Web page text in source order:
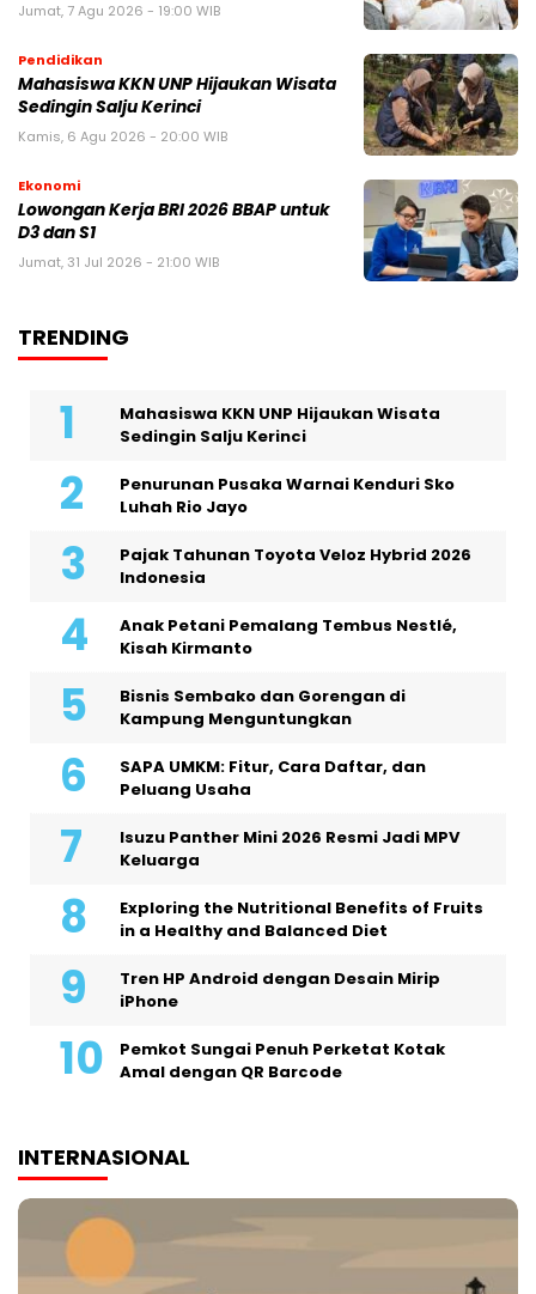
Jumat, 7 Agu 2026 - 19:00 WIB
Pendidikan
Mahasiswa KKN UNP Hijaukan Wisata
Sedingin Salju Kerinci
Kamis, 6 Agu 2026 - 20:00 WIB
Ekonomi
Lowongan Kerja BRI 2026 BBAP untuk
D3 dan S1
Jumat, 31 Jul 2026 - 21:00 WIB
TRENDING
Mahasiswa KKN UNP Hijaukan Wisata
Sedingin Salju Kerinci
Penurunan Pusaka Warnai Kenduri Sko
Luhah Rio Jayo
Pajak Tahunan Toyota Veloz Hybrid 2026
Indonesia
Anak Petani Pemalang Tembus Nestlé,
Kisah Kirmanto
Bisnis Sembako dan Gorengan di
Kampung Menguntungkan
SAPA UMKM: Fitur, Cara Daftar, dan
Peluang Usaha
Isuzu Panther Mini 2026 Resmi Jadi MPV
Keluarga
Exploring the Nutritional Benefits of Fruits
in a Healthy and Balanced Diet
Tren HP Android dengan Desain Mirip
iPhone
Pemkot Sungai Penuh Perketat Kotak
Amal dengan QR Barcode
INTERNASIONAL